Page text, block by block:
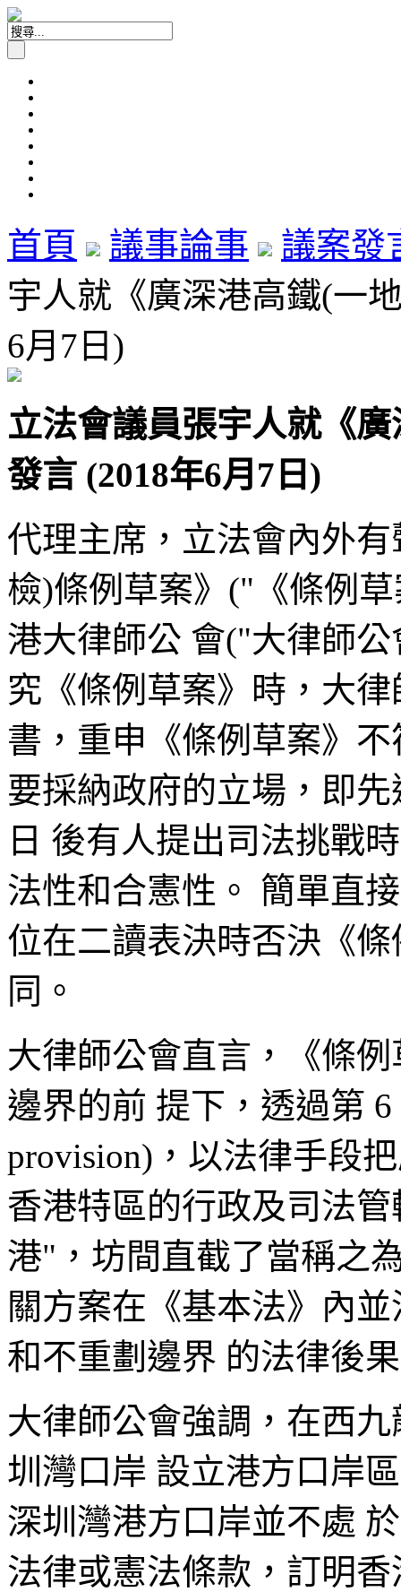
首頁 議事論事
議案發
宇人就《廣深港高鐵(一
6月7日)
立法會議員張宇人就《
發言 (2018年6月7日)
代理主席，立法會內外
檢)條例草案》("《條例
港大律師公 會("大律師
究《條例草案》時，大
書，重申《條例草案》
要採納政府的立場，即
日 後有人提出司法挑戰
法性和合憲性。 簡單直
位在二讀表決時否決《
同。
大律師公會直言，《條
邊界的前 提下，透過第
provision)，以法律手段
香港特區的行政及司法
港"，坊間直截了當稱之
關方案在《基本法》內
和不重劃邊界 的法律後
大律師公會強調，在西
圳灣口岸 設立港方口岸
深圳灣港方口岸並不處
法律或憲法條款，訂明